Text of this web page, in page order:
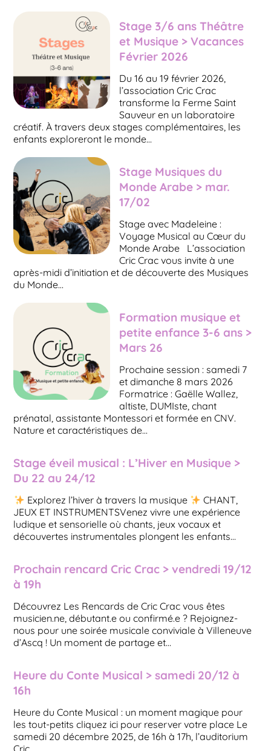
Stage 3/6 ans Théâtre
et Musique > Vacances
Février 2026
Du 16 au 19 février 2026,
l’association Cric Crac
transforme la Ferme Saint
Sauveur en un laboratoire
créatif. À travers deux stages complémentaires, les
enfants exploreront le monde…
Stage Musiques du
Monde Arabe > mar.
17/02
Stage avec Madeleine :
Voyage Musical au Cœur du
Monde Arabe L’association
Cric Crac vous invite à une
après-midi d’initiation et de découverte des Musiques
du Monde…
Formation musique et
petite enfance 3-6 ans >
Mars 26
Prochaine session : samedi 7
et dimanche 8 mars 2026
Formatrice : Gaëlle Wallez,
altiste, DUMIste, chant
prénatal, assistante Montessori et formée en CNV.
Nature et caractéristiques de…
Stage éveil musical : L’Hiver en Musique >
Du 22 au 24/12
Explorez l’hiver à travers la musique
CHANT,
JEUX ET INSTRUMENTSVenez vivre une expérience
ludique et sensorielle où chants, jeux vocaux et
découvertes instrumentales plongent les enfants…
Prochain rencard Cric Crac > vendredi 19/12
à 19h
Découvrez Les Rencards de Cric Crac vous êtes
musicien.ne, débutant.e ou confirmé.e ? Rejoignez-
nous pour une soirée musicale conviviale à Villeneuve
d’Ascq ! Un moment de partage et…
Heure du Conte Musical > samedi 20/12 à
16h
Heure du Conte Musical : un moment magique pour
les tout-petits cliquez ici pour reserver votre place Le
samedi 20 décembre 2025, de 16h à 17h, l’auditorium
Cric…